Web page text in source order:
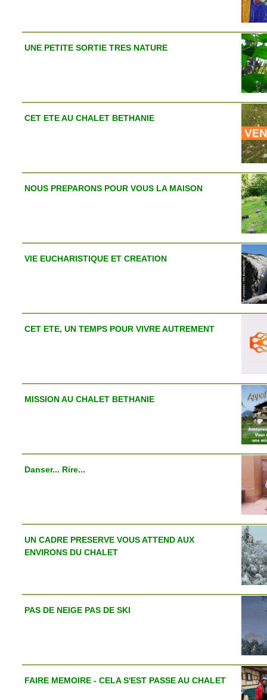
UNE PETITE SORTIE TRES NATURE
CET ETE AU CHALET BETHANIE
NOUS PREPARONS POUR VOUS LA MAISON
VIE EUCHARISTIQUE ET CREATION
CET ETE, UN TEMPS POUR VIVRE AUTREMENT
MISSION AU CHALET BETHANIE
Danser... Rire...
UN CADRE PRESERVE VOUS ATTEND AUX
ENVIRONS DU CHALET
PAS DE NEIGE PAS DE SKI
FAIRE MEMOIRE - CELA S'EST PASSE AU CHALET